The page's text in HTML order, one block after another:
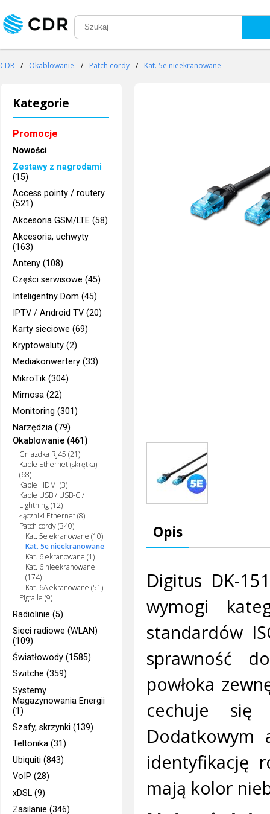
CDR / Okablowanie / Patch cordy / Kat. 5e nieekranowane
Kategorie
Promocje
Nowości
Zestawy z nagrodami
(15)
Access pointy / routery
(521)
Akcesoria GSM/LTE (58)
Akcesoria, uchwyty
(163)
Anteny (108)
Części serwisowe (45)
Inteligentny Dom (45)
IPTV / Android TV (20)
Karty sieciowe (69)
Kryptowaluty (2)
Mediakonwertery (33)
MikroTik (304)
Mimosa (22)
Monitoring (301)
Narzędzia (79)
Okablowanie (461)
Gniazdka RJ45 (21)
Kable Ethernet (skrętka)
(68)
Kable HDMI (3)
Kable USB / USB-C /
Lightning (12)
Łączniki Ethernet (8)
Patch cordy (340)
Kat. 5e ekranowane (10)
Kat. 5e nieekranowane
Kat. 6 ekranowane (1)
Kat. 6 nieekranowane
(174)
Kat. 6A ekranowane (51)
Pigtaile (9)
Radiolinie (5)
Sieci radiowe (WLAN)
(109)
Światłowody (1585)
Switche (359)
Systemy
Magazynowania Energii
(1)
Szafy, skrzynki (139)
Teltonika (31)
Ubiquiti (843)
VoIP (28)
xDSL (9)
Zasilanie (346)
Opis
Digitus DK-
wymogi
standardów
sprawność
powłoka
cechuje
Dodatkowym
identyfikację
mają kolor